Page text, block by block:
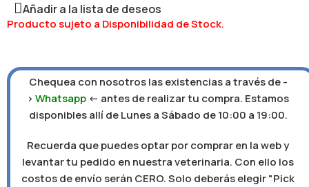
Añadir a la lista de deseos
Producto sujeto a Disponibilidad de Stock.
Chequea con nosotros las existencias a través de -
>Whatsapp <- antes de realizar tu compra. Estamos
disponibles allí de Lunes a Sábado de 10:00 a 19:00.
Recuerda que puedes optar por comprar en la web y
levantar tu pedido en nuestra veterinaria. Con ello los
costos de envío serán CERO. Solo deberás elegir "Pick